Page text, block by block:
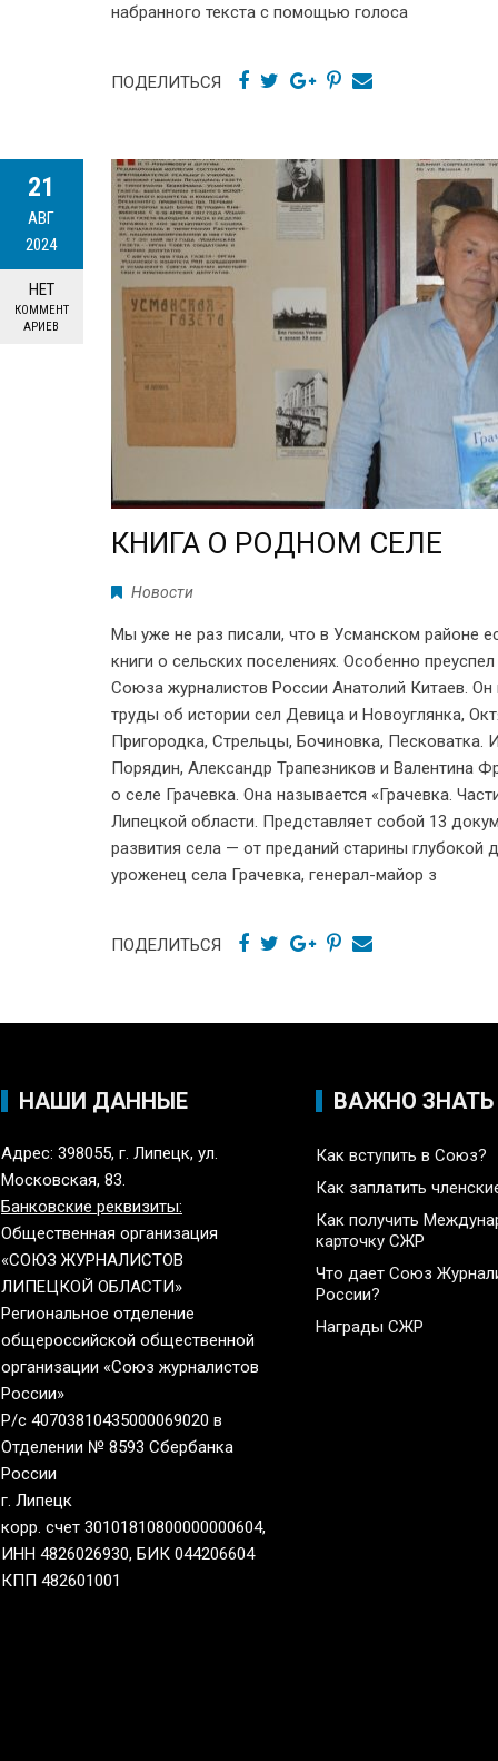
набранного текста с помощью голоса
ПОДЕЛИТЬСЯ
21
АВГ
2024
НЕТ
КОММЕНТ
АРИЕВ
КНИГА О РОДНОМ СЕЛЕ
Новости
Мы уже не раз писали, что в Усманском районе
книги о сельских поселениях. Особенно
Союза журналистов России Анатолий Китаев.
труды об истории сел Девица и Новоуглянка,
Пригородка, Стрельцы, Бочиновка,
Порядин, Александр Трапезников и Валентина
о селе Грачевка. Она называется «Грачевка.
Липецкой области. Представляет собой 13
развития села — от преданий старины
уроженец села Грачевка, генерал-майор з
ПОДЕЛИТЬСЯ
НАШИ ДАННЫЕ
Адрес: 398055, г. Липецк, ул.
Московская, 83.
Банковские реквизиты:
Общественная организация
«СОЮЗ ЖУРНАЛИСТОВ
ЛИПЕЦКОЙ ОБЛАСТИ»
Региональное отделение
общероссийской общественной
организации «Союз журналистов
России»
Р/с 40703810435000069020 в
Отделении № 8593 Сбербанка
России
г. Липецк
корр. счет 30101810800000000604,
ИНН 4826026930, БИК 044206604
КПП 482601001
ВАЖНО ЗНАТЬ
Как вступить в Союз?
Как заплатить
Как получить
карточку СЖР
Что дает Союз
России?
Награды СЖР